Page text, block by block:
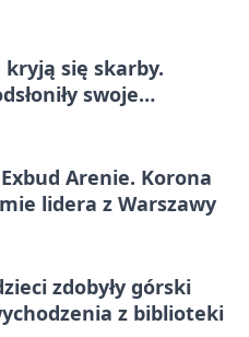
się skarby.
swoje
Arenie. Korona
lidera z Warszawy
zdobyły górski
z biblioteki